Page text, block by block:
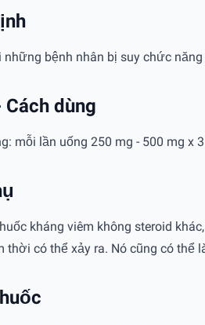
những bệnh nhân bị suy chức
dùng
mỗi lần uống 250 mg - 500 mg x
kháng viêm không steroid
thời có thể xảy ra. Nó cũng có thể